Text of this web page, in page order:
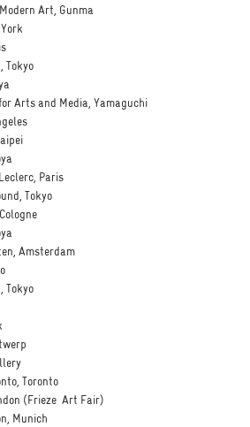
Art, Gunma
Tokyo
and Media, Yamaguchi
Paris
Tokyo
Amsterdam
Tokyo
Toronto
(Frieze Art Fair)
Munich